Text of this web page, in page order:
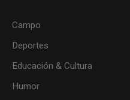
Campo
Deportes
Educación & Cultura
Humor